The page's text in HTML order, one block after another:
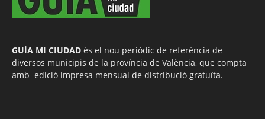
GUÍA MI CIUDAD és el nou periòdic de referència de
diversos municipis de la província de València, que compta
amb edició impresa mensual de distribució gratuïta.